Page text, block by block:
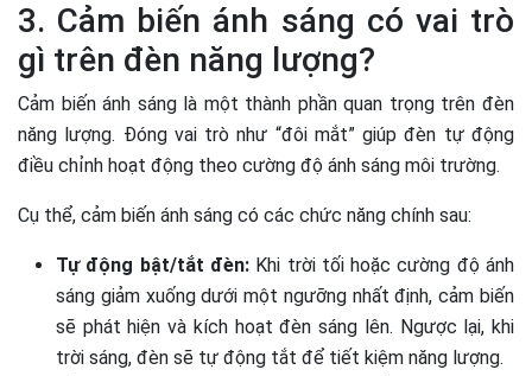
3. Cảm biến ánh sáng có vai trò
gì trên đèn năng lượng?
Cảm biến ánh sáng là một thành phần quan trọng trên đèn
năng lượng. Đóng vai trò như “đôi mắt” giúp đèn tự động
điều chỉnh hoạt động theo cường độ ánh sáng môi trường.
Cụ thể, cảm biến ánh sáng có các chức năng chính sau:
Tự động bật/tắt đèn:Khi trời tối hoặc cường độ ánh
sáng giảm xuống dưới một ngưỡng nhất định, cảm biến
sẽ phát hiện và kích hoạt đèn sáng lên. Ngược lại, khi
trời sáng, đèn sẽ tự động tắt để tiết kiệm năng lượng.